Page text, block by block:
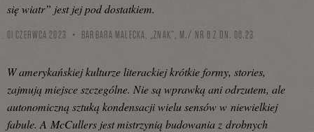
się wiatr” jest jej pod dostatkiem.
01 CZERWCA 2023 BARBARA MAŁECKA, „ZNAK”, M./ NR 6 Z DN. 06.23
W amerykańskiej kulturze literackiej krótkie formy, stories,
zajmują miejsce szczególne. Nie są wprawką ani odrzutem, ale
autonomiczną sztuką kondensacji wielu sensów w niewielkiej
fabule. A McCullers jest mistrzynią budowania z drobnych